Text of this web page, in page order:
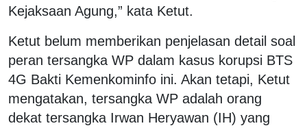
Kejaksaan Agung,” kata Ketut.
Ketut belum memberikan penjelasan detail soal
peran tersangka WP dalam kasus korupsi BTS
4G Bakti Kemenkominfo ini. Akan tetapi, Ketut
mengatakan, tersangka WP adalah orang
dekat tersangka Irwan Heryawan (IH) yang